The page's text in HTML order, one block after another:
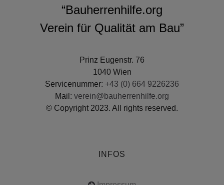
“Bauherrenhilfe.org
Verein für Qualität am Bau”
Prinz Eugenstr. 76
1040 Wien
Servicenummer: +43 (0) 664 9226236
Mail: verein@bauherrenhilfe.org
© Copyright 2023. All rights reserved.
INFOS